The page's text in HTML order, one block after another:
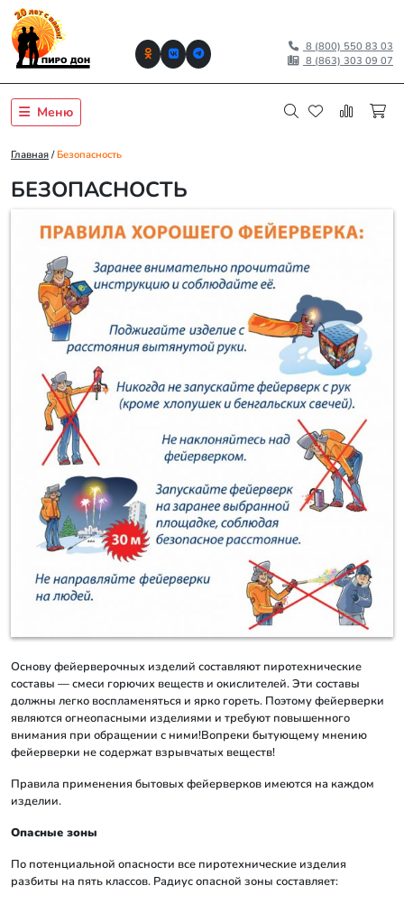
8 (800) 550 83 03
8 (863) 303 09 07
Меню
Главная / Безопасность
БЕЗОПАСНОСТЬ
Основу фейерверочных изделий составляют пиротехнические
составы — смеси горючих веществ и окислителей. Эти составы
должны легко воспламеняться и ярко гореть. Поэтому фейерверки
являются огнеопасными изделиями и требуют повышенного
внимания при обращении с ними!Вопреки бытующему мнению
фейерверки не содержат взрывчатых веществ!
Правила применения бытовых фейерверков имеются на каждом
изделии.
Опасные зоны
По потенциальной опасности все пиротехнические изделия
разбиты на пять классов. Радиус опасной зоны составляет: